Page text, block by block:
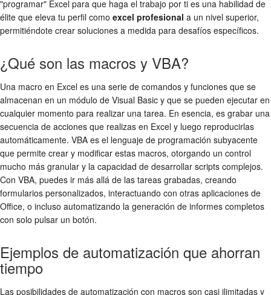
"programar" Excel para que haga el trabajo por ti es una habilidad de
élite que eleva tu perfil como excel profesional a un nivel superior,
permitiéndote crear soluciones a medida para desafíos específicos.
¿Qué son las macros y VBA?
Una macro en Excel es una serie de comandos y funciones que se
almacenan en un módulo de Visual Basic y que se pueden ejecutar en
cualquier momento para realizar una tarea. En esencia, es grabar una
secuencia de acciones que realizas en Excel y luego reproducirlas
automáticamente. VBA es el lenguaje de programación subyacente
que permite crear y modificar estas macros, otorgando un control
mucho más granular y la capacidad de desarrollar scripts complejos.
Con VBA, puedes ir más allá de las tareas grabadas, creando
formularios personalizados, interactuando con otras aplicaciones de
Office, o incluso automatizando la generación de informes completos
con solo pulsar un botón.
Ejemplos de automatización que ahorran
tiempo
Las posibilidades de automatización con macros son casi ilimitadas y